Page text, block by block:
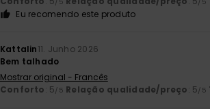
/5 /5
Eu recomendo este produto
Kattalin11. Junho 2026
Bem talhado
Mostrar original - Francês
Conforto: 5/5 Relação qualidade/preço: 5/5